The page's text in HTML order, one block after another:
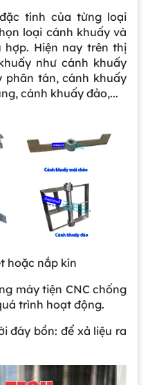
tính của từng loại
loại cánh khuấy và
Hiện nay trên thị
như cánh khuấy
phân tán, cánh khuấy
cánh khuấy đảo,...
hoặc nắp kín
máy tiện CNC chống
trình hoạt động.
đáy bồn: để xả liệu ra